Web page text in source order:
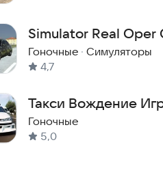
Simulator Real Oper
Гоночные · Симуляторы
4,7
Такси Вождение
Гоночные
5,0